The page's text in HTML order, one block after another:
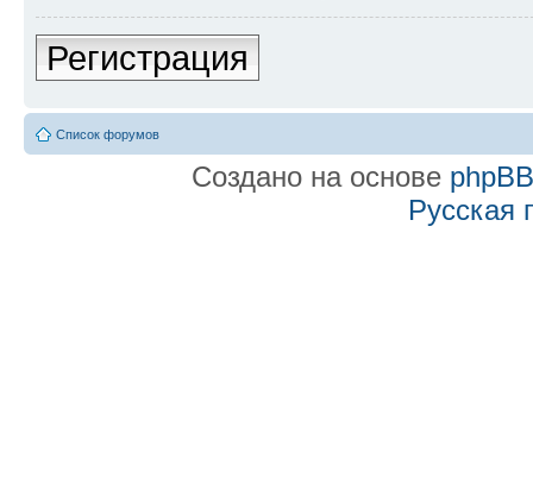
Регистрация
Список форумов
Создано на основе phpBB
Русская